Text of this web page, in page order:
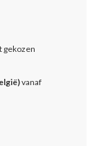
gekozen
vanaf